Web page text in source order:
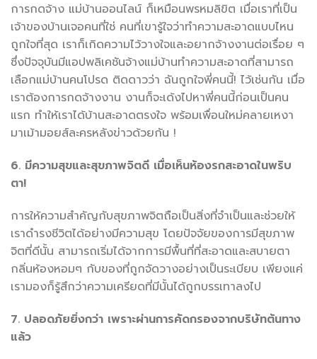
การกดจ้าง แม่บ้านออนไลน์ ก็เหมือนพรหมลิขิต เมื่อเราที่เป็น
เจ้าของบ้านเจอคนที่ใช่ คนที่เขารู้ใจว่าทำความสะอาดแบบไหน
ถูกใจที่สุด เราก็เกิดความไว้วางใจและอยากจ้างงานต่อเรื่อย ๆ
ซึ่งปัจจุบันมีแอปพลิเคชันจ้างแม่บ้านทำความสะอาดที่สามารถ
เลือกแม่บ้านคนโปรด ติดดาวว่า ฉันถูกใจพี่คนนี้! ไว้เช่นกัน เมื่อ
เราต้องการกดจ้างงาน งานก็จะเด้งไปหาพี่คนนี้ก่อนเป็นคน
แรก ทำให้เราได้บ้านสะอาดตรงใจ พร้อมเพื่อนใหม่คลายเหงา
มาเม้ามอยส์ละครหลังข่าวด้วยกัน !
6. มีความสุขและสุขภาพจิตดี เมื่อเห็นห้องรกสะอาดในพริบ
ตา!
การให้ความสำคัญกับสุขภาพจิตถือเป็นสิ่งที่จำเป็นและช่วยให้
เราดำรงชีวิตได้อย่างมีความสุข โดยปัจจัยของการมีสุขภาพ
จิตที่ดีนั้น สามารถเริ่มได้จากการมีพื้นที่ที่สะอาดและสบายตา
กลิ่นห้องหอมๆ กับของที่ถูกจัดวางอย่างเป็นระเบียบ เพียงแค่
เรามองก็รู้สึกว่าความเครียดที่มีนั้นได้ถูกบรรเทาลงไป
7. ปลอดภัยยิ่งกว่า เพราะผ่านการคัดกรองจากบริษัทต้นทาง
แล้ว